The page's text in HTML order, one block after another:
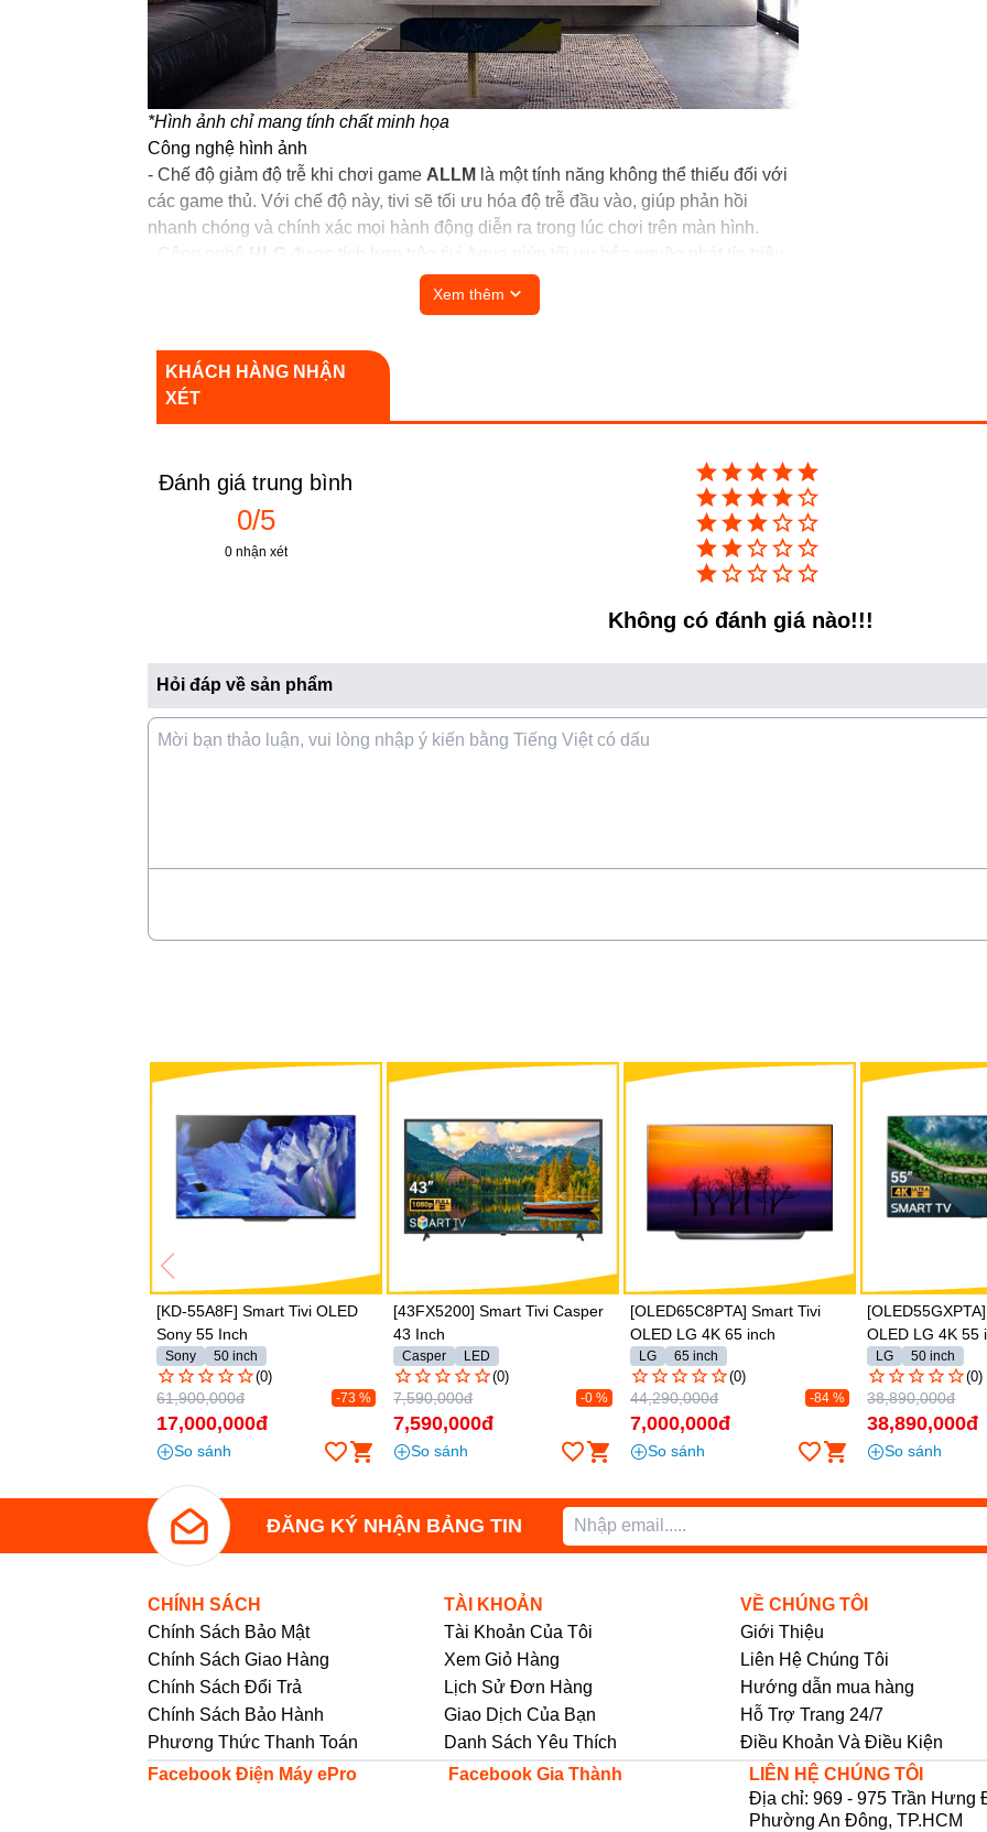
*Hình ảnh chỉ mang tính chất minh họa
Công nghệ hình ảnh
- Chế độ giảm độ trễ khi chơi game ALLM là một tính năng không thể thiếu đối với
các game thủ. Với chế độ này, tivi sẽ tối ưu hóa độ trễ đầu vào, giúp phản hồi
nhanh chóng và chính xác mọi hành động diễn ra trong lúc chơi trên màn hình.
từ các kênh truyền hình, nhờ đó mọi khung hình đều được cải thiện về màu sắc,
mang lại trải nghiệm xem truyền hình chất lượng cao.
phản và độ sáng cao hơn. Điều này giúp hình ảnh trở nên tự nhiên và chân thực
hơn, mang lại trải nghiệm xem tuyệt vời với màu sắc sống động và chi tiết rõ ràng ở
độ phân giải
4K, đảm bảo mọi chi tiết được rõ nét và mượt mà.
-
- Tivi Aqua sử dụng hệ thốngloa 2.0 kênhvớihai loacó tổng công suất20W, cung
chương trình giải trí, phim ảnh và âm nhạc với chất lượng âm thanh tốt nhất.
*Hình ảnh chỉ mang tính chất minh họa
Hệ điều hành
- Hệ điều hành
dàng sử dụng, thân thiện với tất cả người dùng. Chỉ sau một thời gian ngắn làm
quen, bạn sẽ cảm thấy thoải mái và dễ dàng trong việc điều khiển và sử dụng các
tính năng của hệ điều hành này.
- Kho ứng dụng khổng lồ được tích hợp sẵn, nổi bật trong số đó
nhưYouTube,FPT Play
Giúp bạn và gia đình có những trải nghiệm giải
trí tuyệt vời.
Xem thêm
KHÁCH HÀNG NHẬN
XÉT
Đánh giá trung bình
0/5
0 nhận xét
Không có đánh giá nào!!!
Hỏi đáp về sản phẩm
Email
Gửi
[KD-55A8F] Smart Tivi OLED
Sony 55 Inch
Sony 50 inch
(0)
61,900,000đ -73 %
17,000,000đ
So sánh
[43FX5200] Smart Tivi Casper
43 Inch
Casper LED
(0)
7,590,000đ -0 %
7,590,000đ
So sánh
[OLED65C8PTA] Smart Tivi
OLED LG 4K 65 inch
LG 65 inch
(0)
44,290,000đ -84 %
7,000,000đ
So sánh
OLED LG 4K 55
LG 50 inch
(0)
38,890,000đ
38,890,000đ
So sánh
ĐĂNG KÝ NHẬN BẢNG TIN
CHÍNH SÁCH
Chính Sách Bảo Mật
Chính Sách Giao Hàng
Chính Sách Đổi Trả
Chính Sách Bảo Hành
Phương Thức Thanh Toán
TÀI KHOẢN
Tài Khoản Của Tôi
Xem Giỏ Hàng
Lịch Sử Đơn Hàng
Giao Dịch Của Bạn
Danh Sách Yêu Thích
VỀ CHÚNG TÔI
Giới Thiệu
Liên Hệ Chúng Tôi
Hướng dẫn mua hàng
Hỗ Trợ Trang 24/7
Điều Khoản Và Điều Kiện
Facebook Điện Máy ePro
Facebook Gia Thành
LIÊN HỆ CHÚNG TÔI
Địa chỉ: 969 - 975 Trần Hưng
Phường An Đông, TP.HCM